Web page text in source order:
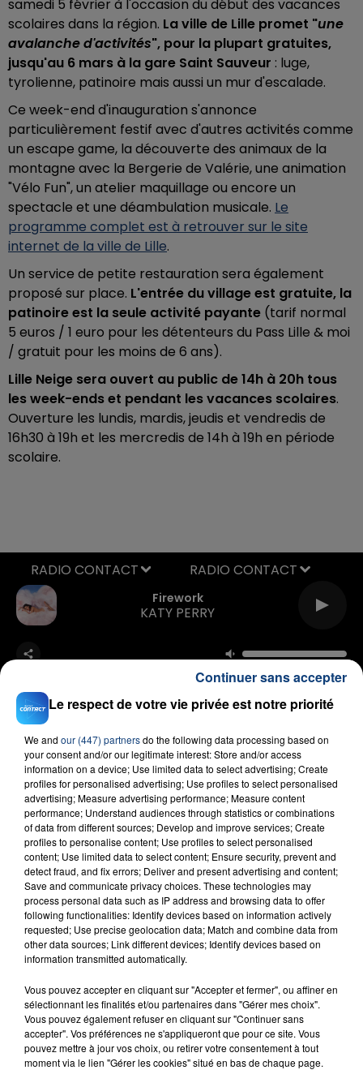
samedi 5 février à l'occasion du début des vacances
scolaires dans la région. La ville de Lille promet "une
avalanche d'activités", pour la plupart gratuites,
jusqu'au 6 mars à la gare Saint Sauveur : luge,
tyrolienne, patinoire mais aussi un mur d'escalade.
Ce week-end d'inauguration s'annonce
particulièrement festif avec d'autres activités comme
un escape game, la découverte des animaux de la
montagne avec la Bergerie de Valérie, une animation
"Vélo Fun", un atelier maquillage ou encore un
spectacle et une déambulation musicale. Le
programme complet est à retrouver sur le site
internet de la ville de Lille.
Un service de petite restauration sera également
proposé sur place. L'entrée du village est gratuite, la
patinoire est la seule activité payante (tarif normal
5 euros / 1 euro pour les détenteurs du Pass Lille & moi
/ gratuit pour les moins de 6 ans).
Lille Neige sera ouvert au public de 14h à 20h tous
les week-ends et pendant les vacances scolaires.
Ouverture les lundis, mardis, jeudis et vendredis de
16h30 à 19h et les mercredis de 14h à 19h en période
scolaire.
Firework
KATY PERRY
RADIO CONTACT
FIL D'ACTU
23 juillet 2026
INCENDIE MORTEL À LENS : UNE FEMME ET
SON BÉBÉ ENTRE LA VIE ET LA...
aspergé sa compagne et leur bébé de trois mois
d'un liquide inflammable.
Le respect de votre vie privée est notre priorité
We and our (447) partnersdo the following data processing based on
your consent and/or our legitimate interest: Store and/or access
information on a device; Use limited data to select advertising; Create
profiles for personalised advertising; Use profiles to select personalised
advertising; Measure advertising performance; Measure content
performance; Understand audiences through statistics or combinations
of data from different sources; Develop and improve services; Create
profiles to personalise content; Use profiles to select personalised
content; Use limited data to select content; Ensure security, prevent and
detect fraud, and fix errors; Deliver and present advertising and content;
Save and communicate privacy choices. These technologies may
process personal data such as IP address and browsing data to offer
following functionalities: Identify devices based on information actively
requested; Use precise geolocation data; Match and combine data from
other data sources; Link different devices; Identify devices based on
information transmitted automatically.
Vous pouvez accepter en cliquant sur "Accepter et fermer", ou affiner en
sélectionnant les finalités et/ou partenaires dans "Gérer mes choix".
Vous pouvez également refuser en cliquant sur "Continuer sans
accepter". Vos préférences ne s'appliqueront que pour ce site. Vous
pouvez mettre à jour vos choix, ou retirer votre consentement à tout
moment via le lien "Gérer les cookies" situé en bas de chaque page.
Continuer sans accepter